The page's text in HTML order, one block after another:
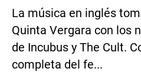
La música en inglés
Quinta Vergara con los
de Incubus y The Cult.
completa del fe...